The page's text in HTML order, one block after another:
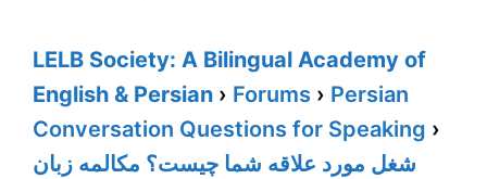
LELB Society: A Bilingual Academy of
English & Persian › Forums › Persian
Conversation Questions for Speaking ›
شغل مورد علاقه شما چیست؟ مکالمه زبان